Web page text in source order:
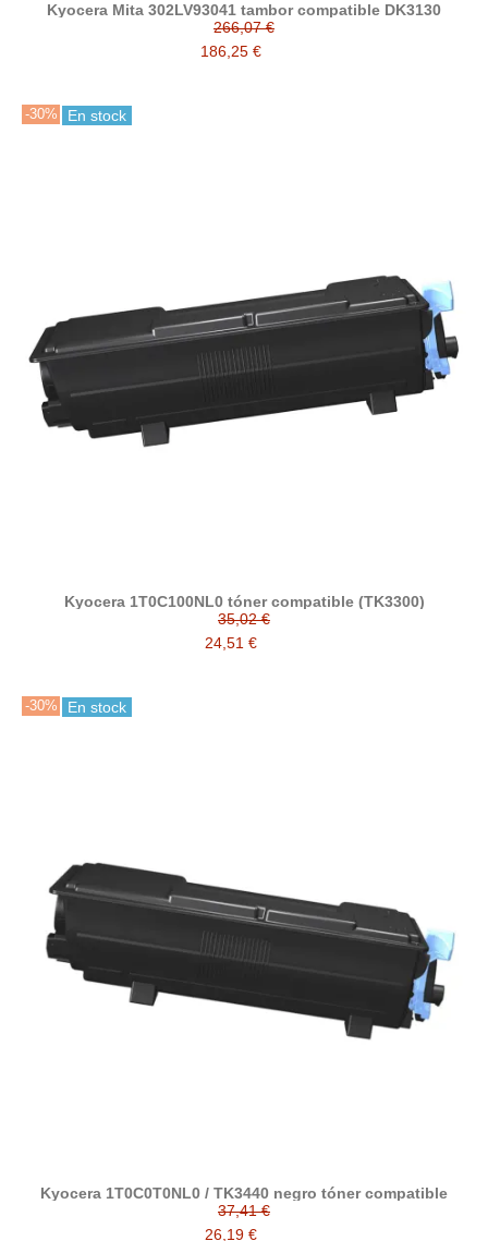
Kyocera Mita 302LV93041 tambor compatible DK3130
266,07 €
186,25 €
-30% En stock
Kyocera 1T0C100NL0 tóner compatible (TK3300)
35,02 €
24,51 €
-30% En stock
Kyocera 1T0C0T0NL0 / TK3440 negro tóner compatible
37,41 €
26,19 €